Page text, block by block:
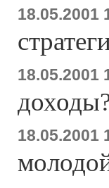
18.05.2001
18.05.2001
18.05.2001